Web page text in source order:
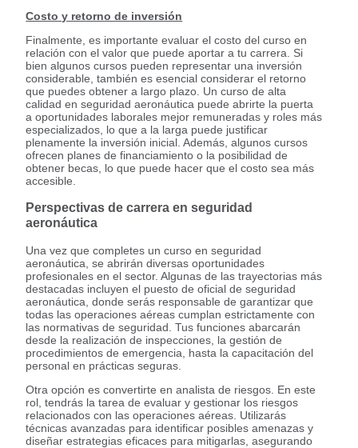
Costo y retorno de inversión
Finalmente, es importante evaluar el costo del curso en
relación con el valor que puede aportar a tu carrera. Si
bien algunos cursos pueden representar una inversión
considerable, también es esencial considerar el retorno
que puedes obtener a largo plazo. Un curso de alta
calidad en seguridad aeronáutica puede abrirte la puerta
a oportunidades laborales mejor remuneradas y roles más
especializados, lo que a la larga puede justificar
plenamente la inversión inicial. Además, algunos cursos
ofrecen planes de financiamiento o la posibilidad de
obtener becas, lo que puede hacer que el costo sea más
accesible.
Perspectivas de carrera en seguridad
aeronáutica
Una vez que completes un curso en seguridad
aeronáutica, se abrirán diversas oportunidades
profesionales en el sector. Algunas de las trayectorias más
destacadas incluyen el puesto de oficial de seguridad
aeronáutica, donde serás responsable de garantizar que
todas las operaciones aéreas cumplan estrictamente con
las normativas de seguridad. Tus funciones abarcarán
desde la realización de inspecciones, la gestión de
procedimientos de emergencia, hasta la capacitación del
personal en prácticas seguras.
Otra opción es convertirte en analista de riesgos. En este
rol, tendrás la tarea de evaluar y gestionar los riesgos
relacionados con las operaciones aéreas. Utilizarás
técnicas avanzadas para identificar posibles amenazas y
diseñar estrategias eficaces para mitigarlas, asegurando